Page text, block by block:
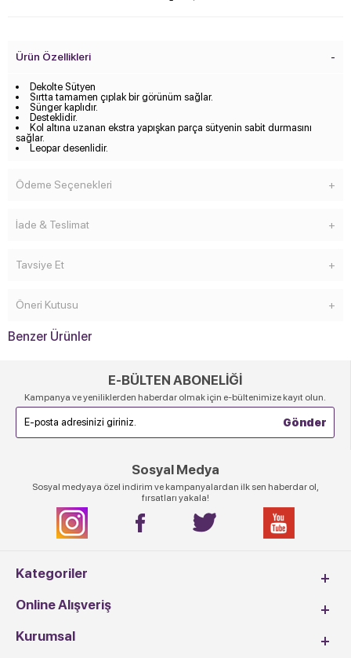
Ürün Özellikleri
Dekolte Sütyen
Sırtta tamamen çıplak bir görünüm sağlar.
Sünger kaplıdır.
Desteklidir.
Kol altına uzanan ekstra yapışkan parça sütyenin sabit durmasını
sağlar.
Leopar desenlidir.
Ödeme Seçenekleri
İade & Teslimat
Tavsiye Et
Öneri Kutusu
Benzer Ürünler
E-BÜLTEN ABONELİĞİ
Kampanya ve yeniliklerden haberdar olmak için e-bültenimize kayıt olun.
Sosyal Medya
Sosyal medyaya özel indirim ve kampanyalardan ilk sen haberdar ol,
fırsatları yakala!
Kategoriler
Online Alışveriş
Kurumsal